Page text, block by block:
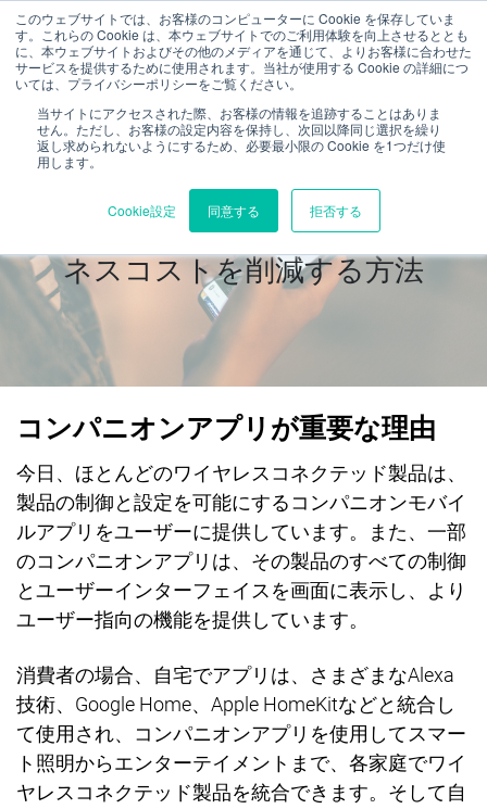
このウェブサイトでは、お客様のコンピューターに Cookie を保存していま
す。これらの Cookie は、本ウェブサイトでのご利用体験を向上させるととも
に、本ウェブサイトおよびその他のメディアを通じて、よりお客様に合わせた
サービスを提供するために使用されます。当社が使用する Cookie の詳細につ
いては、プライバシーポリシーをご覧ください。
当サイトにアクセスされた際、お客様の情報を追跡することはありま
せん。ただし、お客様の設定内容を保持し、次回以降同じ選択を繰り
返し求められないようにするため、必要最小限の Cookie を1つだけ使
用します。
Cookie設定 同意する 拒否する
製品とコンパニオンアプリを同時
にテストして、テスト時間とビジ
ネスコストを削減する方法
コンパニオンアプリが重要な理由
今日、ほとんどのワイヤレスコネクテッド製品は、
製品の制御と設定を可能にするコンパニオンモバイ
ルアプリをユーザーに提供しています。また、一部
のコンパニオンアプリは、その製品のすべての制御
とユーザーインターフェイスを画面に表示し、より
ユーザー指向の機能を提供しています。
消費者の場合、自宅でアプリは、さまざまなAlexa
技術、 Google Home、 Apple HomeKitなどと統合し
て使用され、コンパニオンアプリを使用してスマー
ト照明からエンターテイメントまで、各家庭でワイ
ヤレスコネクテッド製品を統合できます。そして自